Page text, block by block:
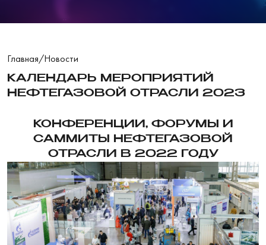
Главная/Новости
КАЛЕНДАРЬ МЕРОПРИЯТИЙ
НЕФТЕГАЗОВОЙ ОТРАСЛИ 2023
КОНФЕРЕНЦИИ, ФОРУМЫ И
САММИТЫ НЕФТЕГАЗОВОЙ
ОТРАСЛИ В 2022 ГОДУ